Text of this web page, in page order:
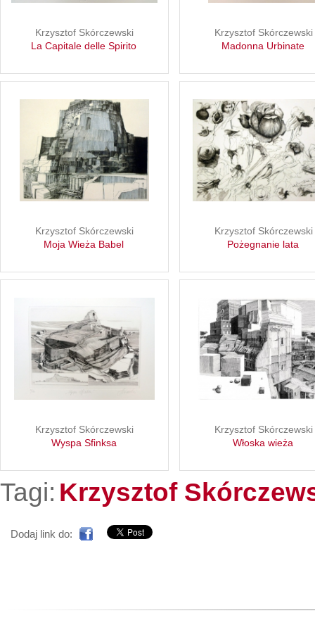
Krzysztof Skórczewski
La Capitale delle Spirito
Krzysztof Skórczewski
Madonna Urbinate
Krzysztof Skórczewski
Moja Wieża Babel
Krzysztof Skórczewski
Pożegnanie lata
Krzysztof Skórczewski
Wyspa Sfinksa
Krzysztof Skórczewski
Włoska wieża
Tagi: Krzysztof
Dodaj link do: